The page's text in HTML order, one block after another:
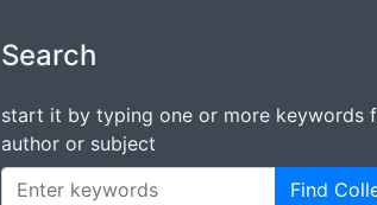
Search
start it by typing one or more keywords
author or subject
Find